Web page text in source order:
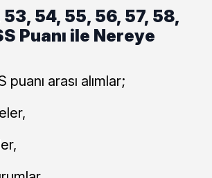
53, 54, 55, 56, 57, 58,
Puanı ile Nereye
arası alımlar;